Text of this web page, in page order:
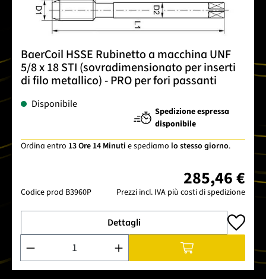
BaerCoil HSSE Rubinetto a macchina UNF
5/8 x 18 STI (sovradimensionato per inserti
di filo metallico) - PRO per fori passanti
Disponibile
Spedizione espressa
disponibile
Ordina entro 13 Ore 14 Minuti e spediamo lo stesso giorno.
Codice prod B3960P
285,46 €
Prezzi incl. IVA più costi di spedizione
Dettagli
Quantità del prodotto: inserisci la quantità desiderata o